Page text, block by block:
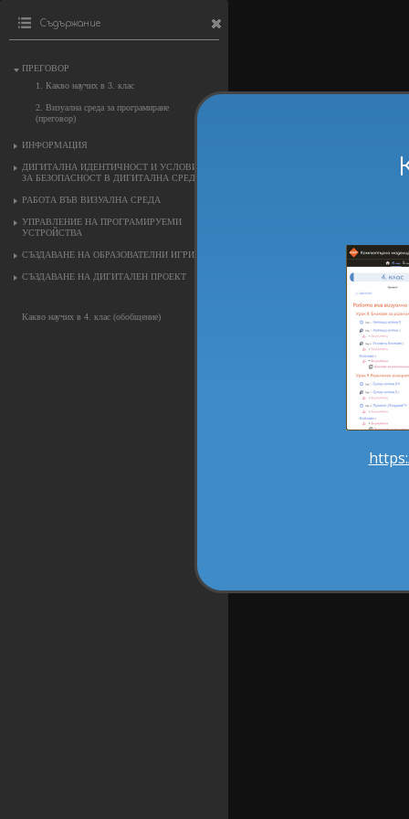
Съдържание
ПРЕГОВОР
1. Какво научих в 3. клас
2. Визуална среда за програмиране
(преговор)
ИНФОРМАЦИЯ
ДИГИТАЛНА ИДЕНТИЧНОСТ И УСЛОВИЯ
ЗА БЕЗОПАСНОСТ В ДИГИТАЛНА СРЕДА
РАБОТА ВЪВ ВИЗУАЛНА СРЕДА
УПРАВЛЕНИЕ НА ПРОГРАМИРУЕМИ
УСТРОЙСТВА
СЪЗДАВАНЕ НА ОБРАЗОВАТЕЛНИ ИГРИ
СЪЗДАВАНЕ НА ДИГИТАЛЕН ПРОЕКТ
Какво научих в 4. клас (обобщение)